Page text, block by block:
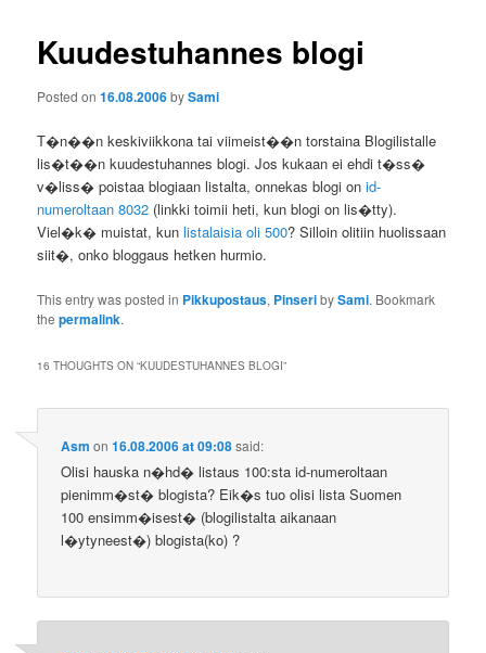
Kuudestuhannes blogi
Posted on16.08.2006bySami
T�n��n keskiviikkona tai viimeist��n torstaina Blogilistalle
lis�t��n kuudestuhannes blogi. Jos kukaan ei ehdi t�ss�
v�liss� poistaa blogiaan listalta, onnekas blogi onid-
numeroltaan 8032 (linkki toimii heti, kun blogi on lis�tty).
Viel�k� muistat, kunlistalaisia oli 500? Silloin olitiin huolissaan
siit�, onko bloggaus hetken hurmio.
This entry was posted in Pikkupostaus, PinseribySami. Bookmark
thepermalink.
16 THOUGHTS ON “KUUDESTUHANNES BLOGI”
Asm on16.08.2006 at 09:08said:
Olisi hauska n�hd� listaus 100:sta id-numeroltaan
pienimm�st� blogista? Eik�s tuo olisi lista Suomen
100 ensimm�isest� (blogilistalta aikanaan
l�ytyneest�) blogista(ko) ?